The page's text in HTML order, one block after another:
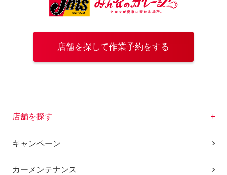
店舗を探して作業予約をする
店舗を探す
キャンペーン
カーメンテナンス